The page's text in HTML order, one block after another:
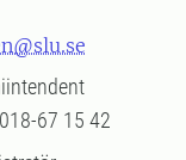
67 15 42